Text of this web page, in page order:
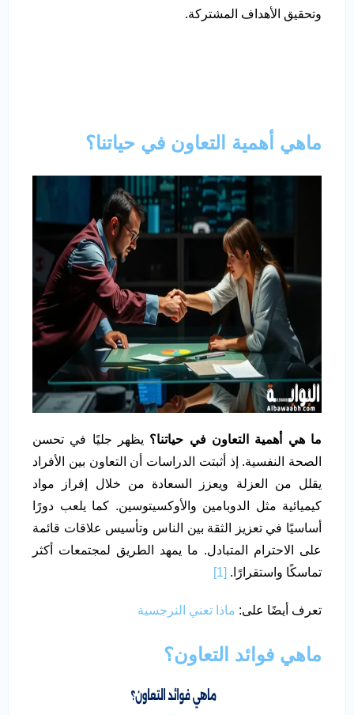
وتحقيق الأهداف المشتركة.
ماهي أهمية التعاون في حياتنا؟
ما هي أهمية التعاون في حياتنا؟ يظهر جليًا في تحسن
الصحة النفسية. إذ أثبتت الدراسات أن التعاون بين الأفراد
يقلل من العزلة ويعزز السعادة من خلال إفراز مواد
كيميائية مثل الدوبامين والأوكسيتوسين. كما يلعب دورًا
أساسيًا في تعزيز الثقة بين الناس وتأسيس علاقات قائمة
على الاحترام المتبادل. ما يمهد الطريق لمجتمعات أكثر
تماسكًا واستقرارًا. [1]
تعرف أيضًا على: ماذا تعني النرجسية
ماهي فوائد التعاون؟